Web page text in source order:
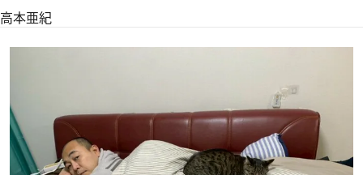
高本亜紀